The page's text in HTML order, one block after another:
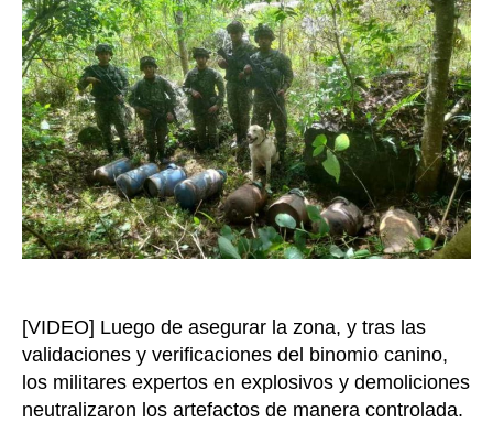
y
20
en
El
de
[VIDEO] Luego de asegurar la zona, y tras las
validaciones y verificaciones del binomio canino,
los militares expertos en explosivos y demoliciones
neutralizaron los artefactos de manera controlada.